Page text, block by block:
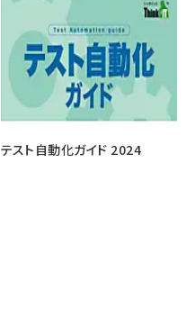
テスト自動化ガイド 2024